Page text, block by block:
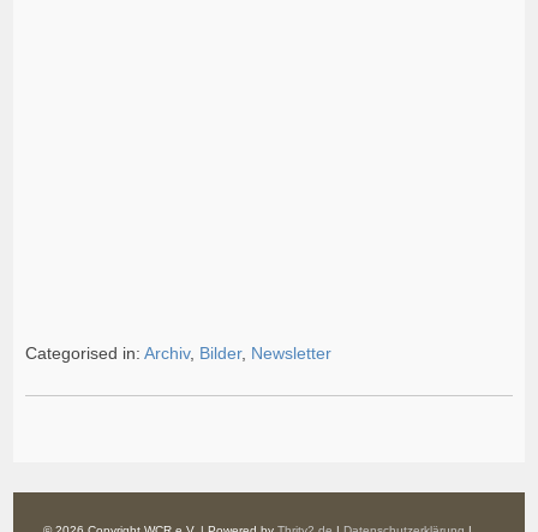
Categorised in:Archiv, Bilder, Newsletter